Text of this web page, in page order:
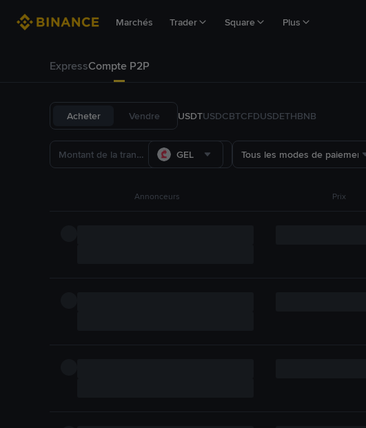
Marchés Trader Square Plus
ExpressCompte P2P
Acheter Vendre USDTUSDCBTCFDUSDETHBNB
GEL Tous les modes de paiement
Annonceurs Prix